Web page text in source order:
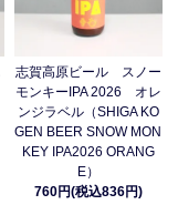
志賀高原ビール スノー
モンキーIPA 2026 オレ
ンジラベル（SHIGA KO
GEN BEER SNOW MON
KEY IPA2026 ORANG
E）
760円(税込836円)